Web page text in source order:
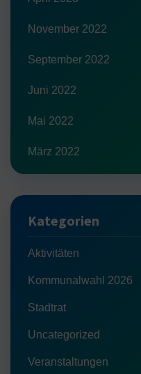
November 2022
September 2022
Juni 2022
Mai 2022
März 2022
Kategorien
Aktivitäten
Kommunalwahl 2026
Stadtrat
Uncategorized
Veranstaltungen